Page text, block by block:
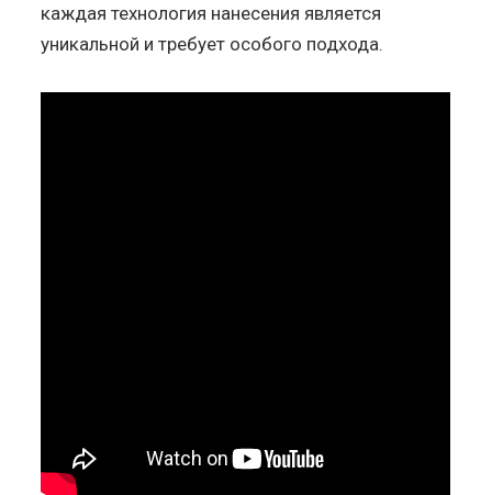
каждая технология нанесения является
уникальной и требует особого подхода.